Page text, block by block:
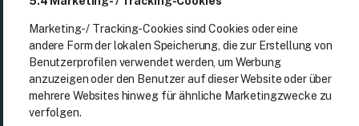
Marketing- / Tracking-Cookies sind Cookies oder eine
andere Form der lokalen Speicherung, die zur Erstellung von
Benutzerprofilen verwendet werden, um Werbung
anzuzeigen oder den Benutzer auf dieser Website oder über
mehrere Websites hinweg für ähnliche Marketingzwecke zu
verfolgen.